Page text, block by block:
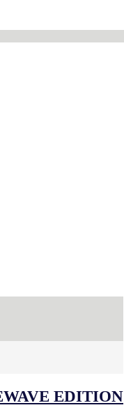
EDITION